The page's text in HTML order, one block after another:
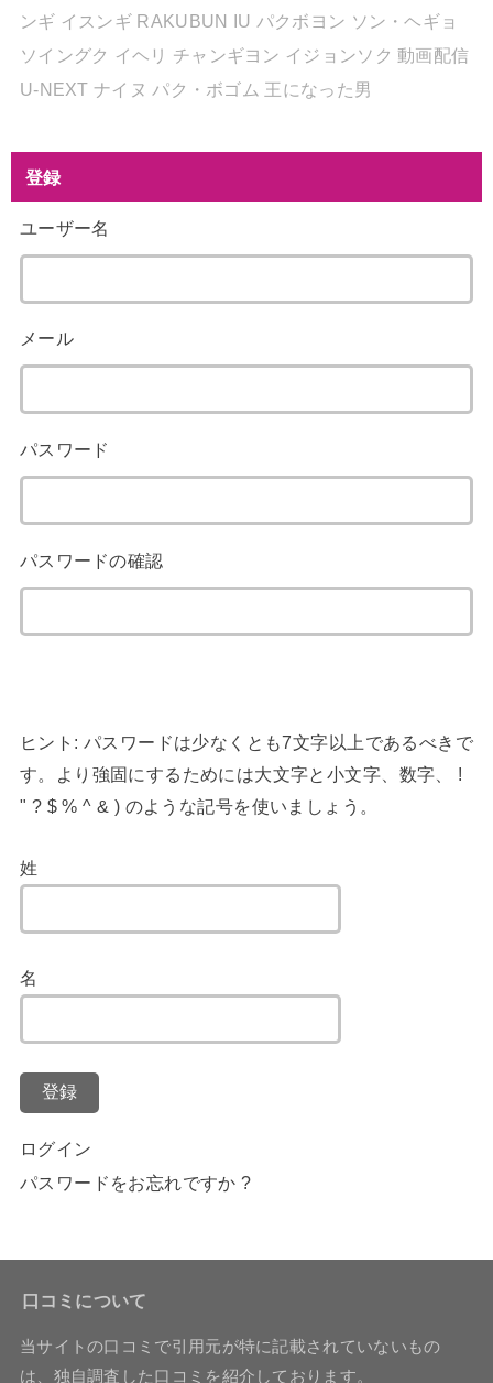
ンギ イスンギ RAKUBUN IU パクボヨン ソン・ヘギョ
ソイングク イヘリ チャンギヨン イジョンソク 動画配信
U-NEXT ナイヌ パク・ボゴム 王になった男
登録
ユーザー名
メール
パスワード
パスワードの確認
ヒント: パスワードは少なくとも7文字以上であるべきで
す。より強固にするためには大文字と小文字、数字、 !
" ? $ % ^ & ) のような記号を使いましょう。
姓
名
登録
ログイン
パスワードをお忘れですか ?
口コミについて
当サイトの口コミで引用元が特に記載されていないもの
は、独自調査した口コミを紹介しております。